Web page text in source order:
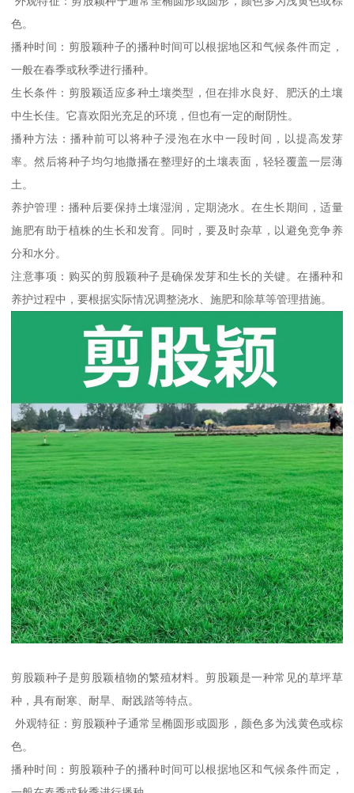
色。
播种时间：剪股颖种子的播种时间可以根据地区和气候条件而定，
一般在春季或秋季进行播种。
生长条件：剪股颖适应多种土壤类型，但在排水良好、肥沃的土壤
中生长佳。它喜欢阳光充足的环境，但也有一定的耐阴性。
播种方法：播种前可以将种子浸泡在水中一段时间，以提高发芽
率。然后将种子均匀地撒播在整理好的土壤表面，轻轻覆盖一层薄
土。
养护管理：播种后要保持土壤湿润，定期浇水。在生长期间，适量
施肥有助于植株的生长和发育。同时，要及时杂草，以避免竞争养
分和水分。
注意事项：购买的剪股颖种子是确保发芽和生长的关键。在播种和
养护过程中，要根据实际情况调整浇水、施肥和除草等管理措施。
剪股颖种子是剪股颖植物的繁殖材料。剪股颖是一种常见的草坪草
种，具有耐寒、耐旱、耐践踏等特点。
外观特征：剪股颖种子通常呈椭圆形或圆形，颜色多为浅黄色或棕
色。
播种时间：剪股颖种子的播种时间可以根据地区和气候条件而定，